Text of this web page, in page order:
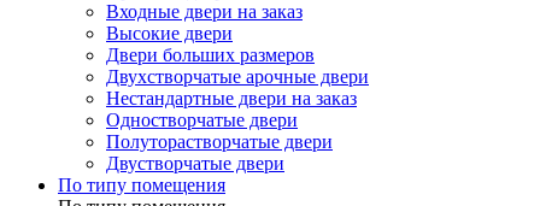
Входные двери на заказ
Высокие двери
Двери больших размеров
Двухстворчатые арочные двери
Нестандартные двери на заказ
Одностворчатые двери
Полуторастворчатые двери
Двустворчатые двери
По типу помещения